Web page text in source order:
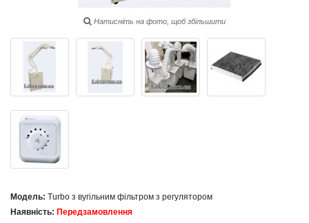
Натисніть на фото, щоб збільшити
Модель: Turbo з вугільним фільтром з регулятором
Наявність: Передзамовлення